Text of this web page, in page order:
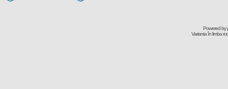
Powered by
Varianta în limba